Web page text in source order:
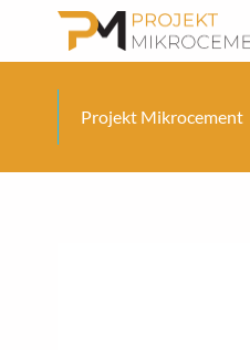
Przejdź
Projekt Mikrocement